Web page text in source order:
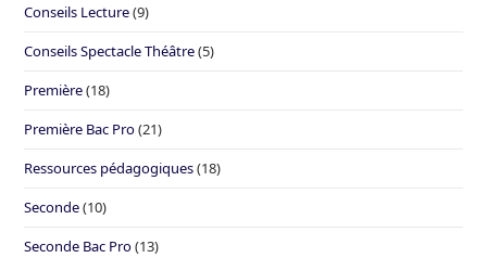
Conseils Lecture(9)
Conseils Spectacle Théâtre(5)
Première(18)
Première Bac Pro(21)
Ressources pédagogiques(18)
Seconde(10)
Seconde Bac Pro(13)